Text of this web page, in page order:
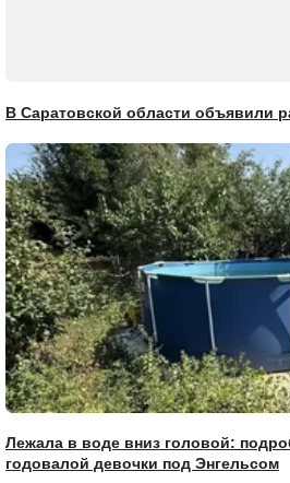
В Саратовской области объявили
Лежала в воде вниз головой:
годовалой девочки под Энгельсом